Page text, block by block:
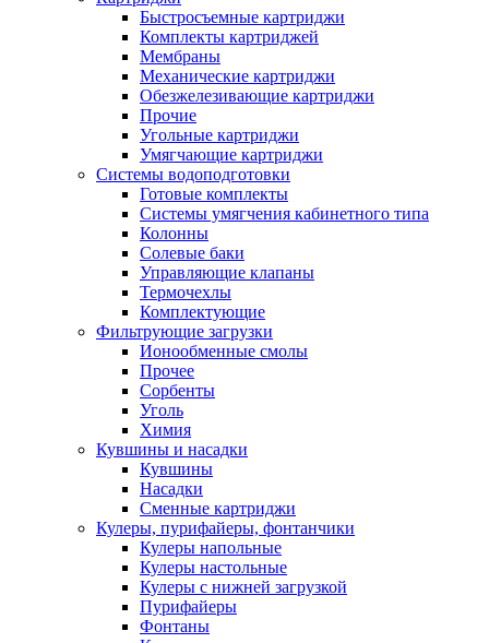
Быстросъемные картриджи
Комплекты картриджей
Мембраны
Механические картриджи
Обезжелезивающие картриджи
Прочие
Угольные картриджи
Умягчающие картриджи
Системы водоподготовки
Готовые комплекты
Системы умягчения кабинетного типа
Колонны
Солевые баки
Управляющие клапаны
Термочехлы
Комплектующие
Фильтрующие загрузки
Ионообменные смолы
Прочее
Сорбенты
Уголь
Химия
Кувшины и насадки
Кувшины
Насадки
Сменные картриджи
Кулеры, пурифайеры, фонтанчики
Кулеры напольные
Кулеры настольные
Кулеры с нижней загрузкой
Пурифайеры
Фонтаны